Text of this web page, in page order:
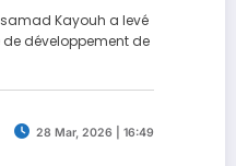
Kayouh a levé
développement de
28 Mar, 2026 | 16:49